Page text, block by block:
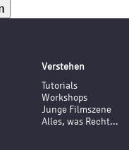
Verstehen
Tutorials
Workshops
Junge Filmszene
Alles, was Recht...